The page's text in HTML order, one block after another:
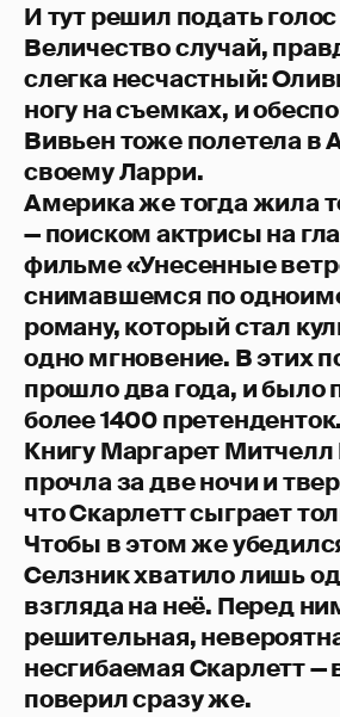
И тут решил подать голос
Величество случай,
слегка несчастный:
ногу на съемках, и
Вивьен тоже полетела в
своему Ларри.
Америка же тогда жила
— поиском актрисы на
фильме «Унесенные
снимавшемся по
роману, который стал
одно мгновение. В этих
прошло два года, и было
более 1400 претенденток.
Книгу Маргарет
прочла за две ночи и
что Скарлетт сыграет
Чтобы в этом же
Селзник хватило лишь
взгляда на неё. Перед
решительная,
несгибаемая Скарлетт —
поверил сразу же.